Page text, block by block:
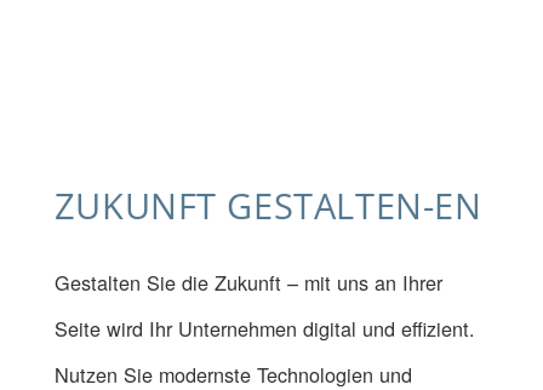
ZUKUNFT GESTALTEN-EN
Gestalten Sie die Zukunft – mit uns an Ihrer
Seite wird Ihr Unternehmen digital und effizient.
Nutzen Sie modernste Technologien und